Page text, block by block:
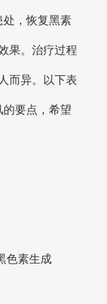
处，恢复黑素
果。治疗过程
而异。以下表
的要点，希望
色素生成